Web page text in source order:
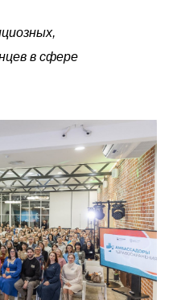
в сфере